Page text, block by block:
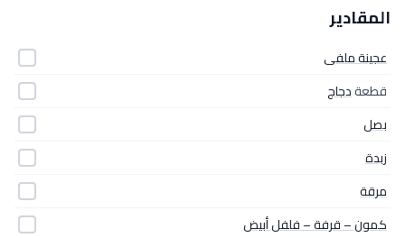
المقادير
عجينة ملفى
قطعةدجاج
بصل
زبدة
مرقة
كمون – قرفة – فلفل أبيض